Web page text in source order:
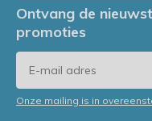
Ontvang de
promoties
Onze mailing is in